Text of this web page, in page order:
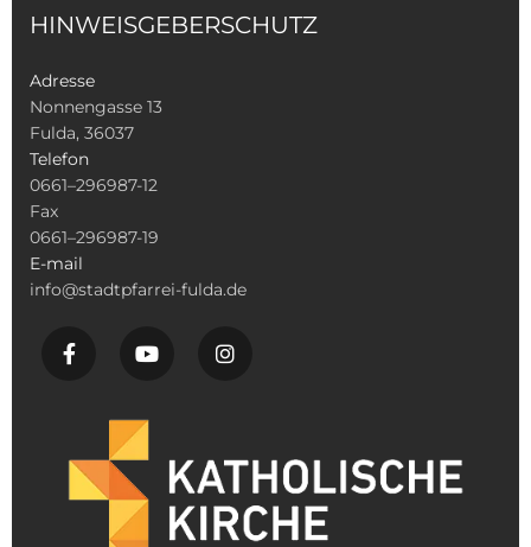
HINWEISGEBERSCHUTZ
Adresse
Nonnengasse 13
Fulda, 36037
Telefon
0661–296987-12
Fax
0661–296987-19
E-mail
info@stadtpfarrei-fulda.de